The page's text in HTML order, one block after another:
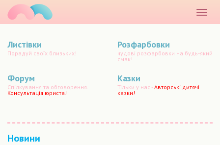
меню
Листівки
Порадуй своїх близьких!
Розфарбовки
чудові розфарбовки на будь-який
смак!
Форум
Спілкування та обговорення.
Консультація юриста!
Казки
Тільки у нас -Авторські дитячі
казки!
Новини